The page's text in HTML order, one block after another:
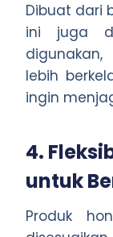
Dibuat dari
ini juga
lebih
ingin
4.
untuk
Produk